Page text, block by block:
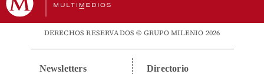
DERECHOS RESERVADOS © GRUPO MILENIO 2026
Newsletters Directorio